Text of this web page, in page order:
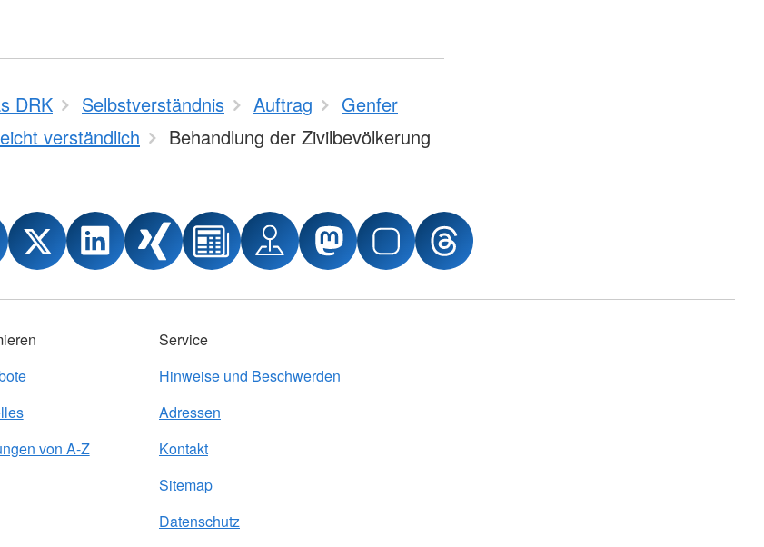
DRK Selbstverständnis Auftrag
Genfer
verständlich Behandlung der Zivilbevölkerung
von A-Z
Service
Hinweise und Beschwerden
Adressen
Kontakt
Sitemap
Datenschutz